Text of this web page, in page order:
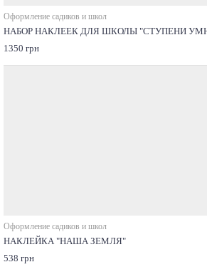
Оформление садиков и школ
НАБОР НАКЛЕЕК ДЛЯ ШКОЛЫ "СТУПЕНИ
1350 грн
Оформление садиков и школ
НАКЛЕЙКА "НАША ЗЕМЛЯ"
538 грн